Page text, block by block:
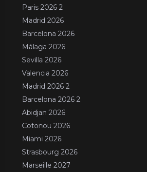
Paris 2026 2
Madrid 2026
Barcelona 2026
Málaga 2026
Sevilla 2026
Valencia 2026
Madrid 2026 2
Barcelona 2026 2
Abidjan 2026
Cotonou 2026
Miami 2026
Strasbourg 2026
Marseille 2027